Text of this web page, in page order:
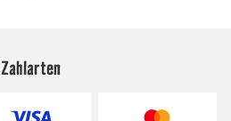
Zahlarten